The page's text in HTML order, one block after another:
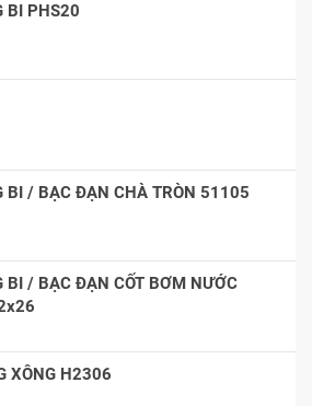
BI PHS20
BI / BẠC ĐẠN CHÀ TRÒN 51105
BI / BẠC ĐẠN CỐT BƠM NƯỚC
XÔNG H2306